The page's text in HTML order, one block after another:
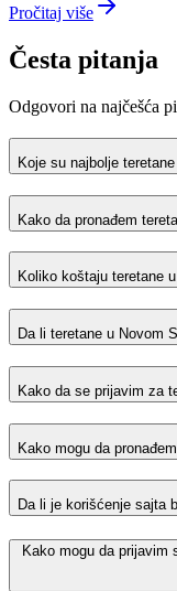
Pročitaj više
Česta pitanja
Odgovori na najčešća
Koje su najbolje
Kako da pronađem
Koliko koštaju teretane
Da li teretane u Novom
Kako da se prijavim za
Kako mogu da
Da li je korišćenje sajta
Kako mogu da prijavim